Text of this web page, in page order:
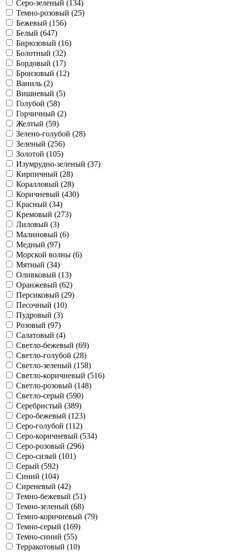
Серо-зеленый (134)
Темно-розовый (25)
Бежевый (156)
Белый (647)
Бирюзовый (16)
Болотный (32)
Бордовый (17)
Бронзовый (12)
Ваниль (2)
Вишневый (5)
Голубой (58)
Горчичный (2)
Желтый (59)
Зелено-голубой (28)
Зеленый (256)
Золотой (105)
Изумрудно-зеленый (37)
Кирпичный (28)
Коралловый (28)
Коричневый (430)
Красный (34)
Кремовый (273)
Лиловый (3)
Малиновый (6)
Медный (97)
Морской волны (6)
Мятный (34)
Оливковый (13)
Оранжевый (62)
Персиковый (29)
Песочный (10)
Пудровый (3)
Розовый (97)
Салатовый (4)
Светло-бежевый (69)
Светло-голубой (28)
Светло-зеленый (158)
Светло-коричневый (516)
Светло-розовый (148)
Светло-серый (590)
Серебристый (389)
Серо-бежевый (123)
Серо-голубой (112)
Серо-коричневый (534)
Серо-розовый (296)
Серо-сизый (101)
Серый (592)
Синий (104)
Сиреневый (42)
Темно-бежевый (51)
Темно-зеленый (68)
Темно-коричневый (79)
Темно-серый (169)
Темно-синий (55)
Терракотовый (10)